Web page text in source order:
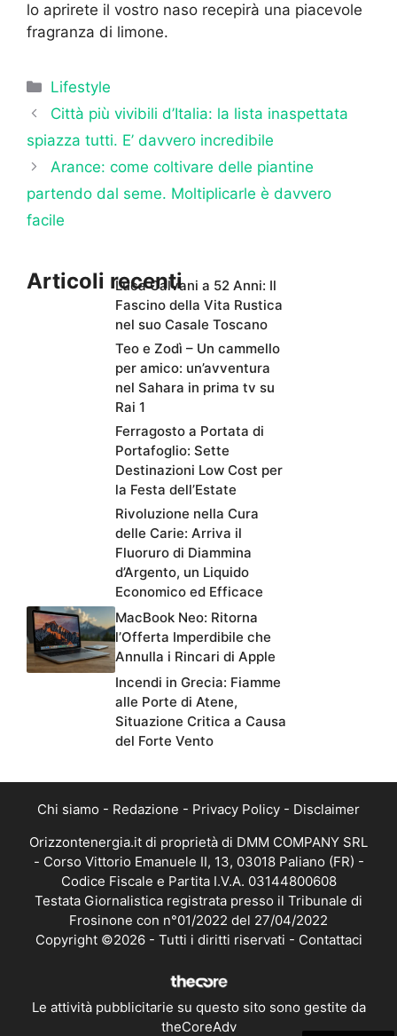
lo aprirete il vostro naso recepirà una piacevole
fragranza di limone.
Categorie
Lifestyle
Città più vivibili d’Italia: la lista inaspettata
spiazza tutti. E’ davvero incredibile
Arance: come coltivare delle piantine
partendo dal seme. Moltiplicarle è davvero
facile
Articoli recentiLuca Calvani a 52 Anni: Il
Fascino della Vita Rustica
nel suo Casale Toscano
Teo e Zodì – Un cammello
per amico: un’avventura
nel Sahara in prima tv su
Rai 1
Ferragosto a Portata di
Portafoglio: Sette
Destinazioni Low Cost per
la Festa dell’Estate
Rivoluzione nella Cura
delle Carie: Arriva il
Fluoruro di Diammina
d’Argento, un Liquido
Economico ed Efficace
MacBook Neo: Ritorna
l’Offerta Imperdibile che
Annulla i Rincari di Apple
Incendi in Grecia: Fiamme
alle Porte di Atene,
Situazione Critica a Causa
del Forte Vento
Chi siamo - Redazione - Privacy Policy - Disclaimer
Orizzontenergia.it di proprietà di DMM COMPANY SRL
- Corso Vittorio Emanuele II, 13, 03018 Paliano (FR) -
Codice Fiscale e Partita I.V.A. 03144800608
Testata Giornalistica registrata presso il Tribunale di
Frosinone con n°01/2022 del 27/04/2022
Copyright ©2026 - Tutti i diritti riservati - Contattaci
Le attività pubblicitarie su questo sito sono gestite da
theCoreAdv